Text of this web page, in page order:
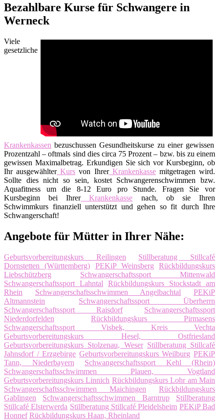
Bezahlbare Kurse für Schwangere in
Werneck
Viele
gesetzliche
Krankenkassen bezuschussen Gesundheitskurse zu einer gewissen
Prozentzahl – oftmals sind dies circa 75 Prozent – bzw. bis zu einem
gewissen Maximalbetrag. Erkundigen Sie sich vor Kursbeginn, ob
Ihr ausgewählterKurs von IhrerKrankenkassemitgetragen wird.
Sollte dies nicht so sein, kostet Schwangerenschwimmen bzw.
Aquafitness um die 8-12 Euro pro Stunde. Fragen Sie vor
Kursbeginn bei IhrerKrankenkasse nach, ob sie Ihren
Schwimmkurs finanziell unterstützt und gehen so fit durch Ihre
Schwangerschaft!
Angebote für Mütter in Ihrer Nähe:
Geburtsvorbereitungskurs Reilingen
Stillberatung Stillcafé
Dornstetten (Württemberg)
PEKiP Weinsberg
Rückbildungskurs
Liebschützberg
Schwangerschaftssport Mittenwald
Schwangerschaftssport Lahntal
Rückbildungskurs Stockstadt am
Rhein
Schwangerschaftsschwimmen Angelbachtal
PEKiP
Altmannstein
Schwangerschaftssport Überherrn
Schwangerschaftssport Raisdorf
Schwangerschaftssport
Niederdorfelden
Rückbildungskurs Pirmasens
Schwangerschaftssport Visbek, Kreis Vechta
Geburtsvorbereitungskurs Hesel, Ostfriesland
Geburtsvorbereitungskurs Stolzenau, Weser Stillberatung Stillcafé
Jahnsdorf / Erzgebirge Geburtsvorbereitungskurs Weilburg PEKiP
Tann, Niederbayern
Schwangerschaftssport Kehl (Rhein)
Schwangerschaftsschwimmen Plauen, Vogtland
Geburtsvorbereitungskurs Linnich Rückbildungskurs Lohr am Main
Schwangerschaftsschwimmen Maichingen
Rückbildungskurs
Gablingen
Schwangerschaftsschwimmen Barntrup
Stillberatung
Stillcafé Elsterwerda Stillberatung Stillcafé Pleidelsheim PEKiP Bad
Honnef Rückbildungskurs Haan, Rheinland